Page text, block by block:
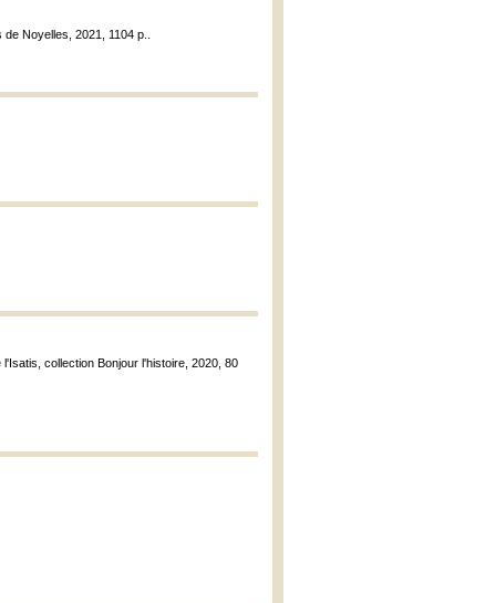
Noyelles, 2021, 1104 p..
l'Isatis, collection Bonjour l'histoire, 2020, 80